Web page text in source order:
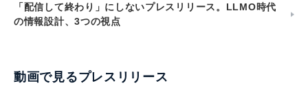
「配信して終わり」にしないプレスリリース。LLMO時代
の情報設計、3つの視点
動画で見るプレスリリース